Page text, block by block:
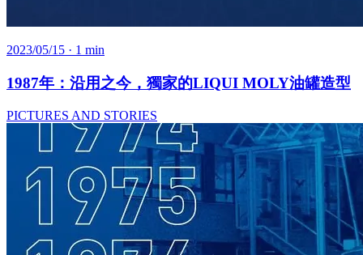
2023/05/15 · 1 min
1987年：沿用之今，獨家的LIQUI MOLY油罐造型
PICTURES AND STORIES